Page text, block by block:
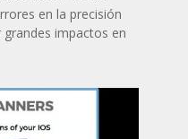
en la precisión
impactos en